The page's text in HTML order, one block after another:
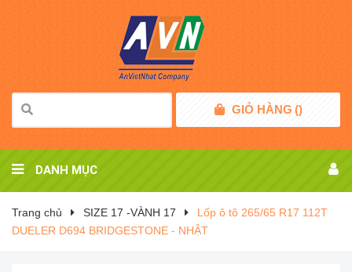
GIỎ HÀNG ()
DANH MỤC
Trang chủ SIZE 17 -VÀNH 17
Lốp ô tô 265/65 R17 112T
DUELER D694 BRIDGESTONE - NHẬT